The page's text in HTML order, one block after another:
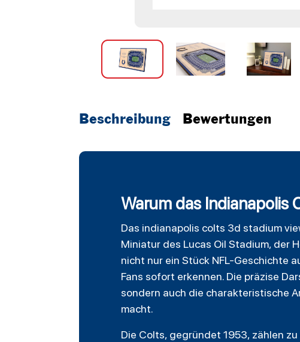
Beschreibung Bewertungen
Warum das Indianapolis
Das indianapolis colts 3d stadium
Miniatur des Lucas Oil Stadium, der
nicht nur ein Stück NFL-Geschichte
Fans sofort erkennen. Die präzise
sondern auch die charakteristische
macht.
Die Colts, gegründet 1953, zählen